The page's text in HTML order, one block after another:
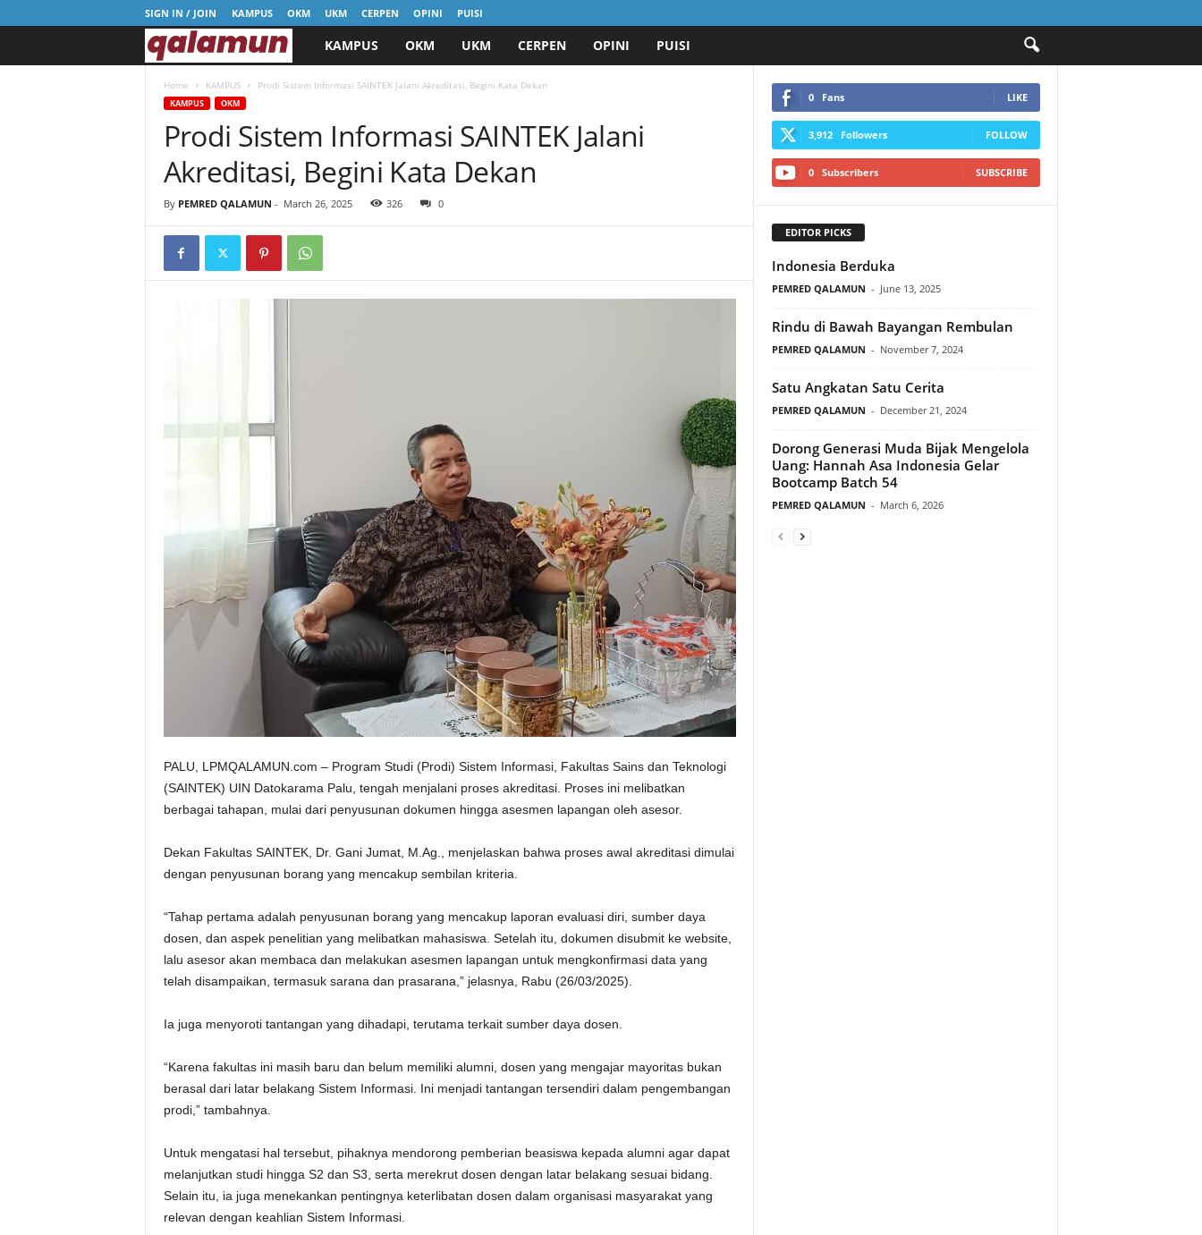
SIGN IN / JOIN KAMPUS OKM UKM CERPEN OPINI PUISI
p
q
a
a
KAMPUS OKM UKM CERPEN OPINI PUISI
Home KAMPUS Prodi Sistem Informasi SAINTEK Jalani Akreditasi, Begini Kata Dekan
KAMPUS OKM
Prodi Sistem Informasi SAINTEK Jalani
Akreditasi, Begini Kata Dekan
By PEMRED QALAMUN - March 26, 2025 326 0
PALU, LPMQALAMUN.com – Program Studi (Prodi) Sistem Informasi, Fakultas Sains dan Teknologi
(SAINTEK) UIN Datokarama Palu, tengah menjalani proses akreditasi. Proses ini melibatkan
berbagai tahapan, mulai dari penyusunan dokumen hingga asesmen lapangan oleh asesor.
Dekan Fakultas SAINTEK, Dr. Gani Jumat, M.Ag., menjelaskan bahwa proses awal akreditasi dimulai
dengan penyusunan borang yang mencakup sembilan kriteria.
“Tahap pertama adalah penyusunan borang yang mencakup laporan evaluasi diri, sumber daya
dosen, dan aspek penelitian yang melibatkan mahasiswa. Setelah itu, dokumen disubmit ke website,
lalu asesor akan membaca dan melakukan asesmen lapangan untuk mengkonfirmasi data yang
telah disampaikan, termasuk sarana dan prasarana,” jelasnya, Rabu (26/03/2025).
Ia juga menyoroti tantangan yang dihadapi, terutama terkait sumber daya dosen.
“Karena fakultas ini masih baru dan belum memiliki alumni, dosen yang mengajar mayoritas bukan
berasal dari latar belakang Sistem Informasi. Ini menjadi tantangan tersendiri dalam pengembangan
prodi,” tambahnya.
Untuk mengatasi hal tersebut, pihaknya mendorong pemberian beasiswa kepada alumni agar dapat
melanjutkan studi hingga S2 dan S3, serta merekrut dosen dengan latar belakang sesuai bidang.
Selain itu, ia juga menekankan pentingnya keterlibatan dosen dalam organisasi masyarakat yang
relevan dengan keahlian Sistem Informasi.
0 Fans LIKE
3,912 Followers FOLLOW
0 Subscribers SUBSCRIBE
EDITOR PICKS
Indonesia Berduka
PEMRED QALAMUN - June 13, 2025
Rindu di Bawah Bayangan Rembulan
PEMRED QALAMUN - November 7, 2024
Satu Angkatan Satu Cerita
PEMRED QALAMUN - December 21, 2024
Dorong Generasi Muda Bijak Mengelola
Uang: Hannah Asa Indonesia Gelar
Bootcamp Batch 54
PEMRED QALAMUN - March 6, 2026